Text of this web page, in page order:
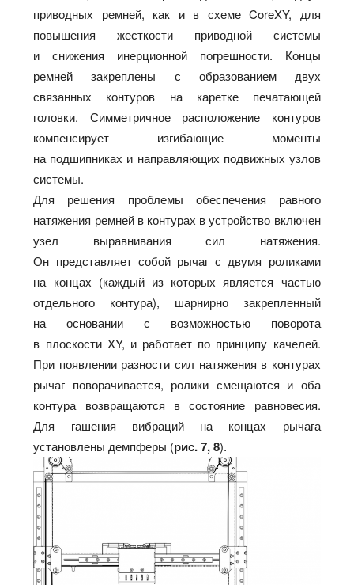
приводных ремней, как и в схеме CoreXY, для
повышения жесткости приводной системы
и снижения инерционной погрешности. Концы
ремней закреплены с образованием двух
связанных контуров на каретке печатающей
головки. Симметричное расположение контуров
компенсирует изгибающие моменты
на подшипниках и направляющих подвижных узлов
системы.
Для решения проблемы обеспечения равного
натяжения ремней в контурах в устройство включен
узел выравнивания сил натяжения.
Он представляет собой рычаг с двумя роликами
на концах (каждый из которых является частью
отдельного контура), шарнирно закрепленный
на основании с возможностью поворота
в плоскости XY, и работает по принципу качелей.
При появлении разности сил натяжения в контурах
рычаг поворачивается, ролики смещаются и оба
контура возвращаются в состояние равновесия.
Для гашения вибраций на концах рычага
установлены демпферы (рис. 7, 8).